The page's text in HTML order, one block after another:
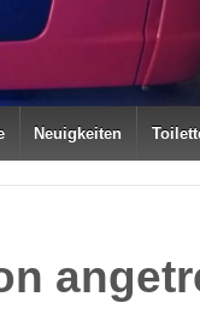
Neuigkeiten